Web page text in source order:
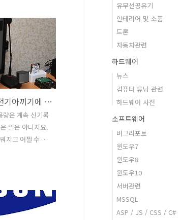
하도록 해서 제
다. 처음 그림투
그저 집자체를
전기를 생산하고
로만 생각했지만
들은 후에는 생
다. 그린투모로우
높은 등급의
정을 받았으며 아
력해서 기술력
만든 구조물의
데스크탑 컴퓨터 전기아끼기에 동참하기
량은 계속 신기록
일은 아니지요.
지고 어쩔 수 없
터는 일을 하면
없는데요. 전기사
끼는 방법을 알
유무선공유기
인테리어 및 소품
드론
자동차관련
하드웨어
뉴스
컴퓨터 튜닝 관련
하드웨어 사전
소프트웨어
버그리포트
윈도우7
윈도우8
윈도우10
서버관련
MSSQL
ASP / JS / CSS / C#